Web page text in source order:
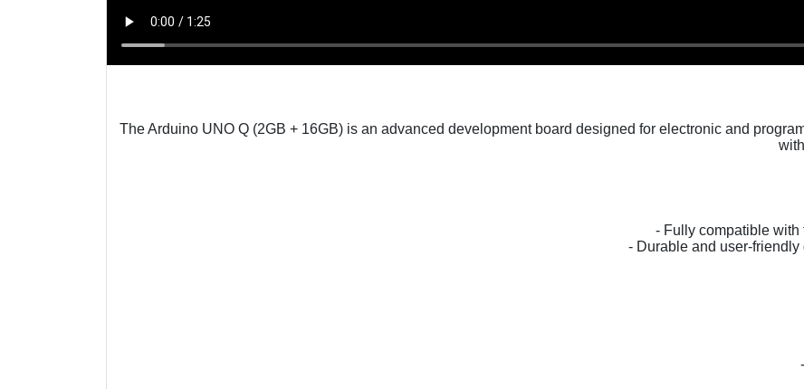
The Arduino UNO Q (2GB + 16GB) is an advanced development board designed for electronic and
- Fully compatible with
- Durable and user-